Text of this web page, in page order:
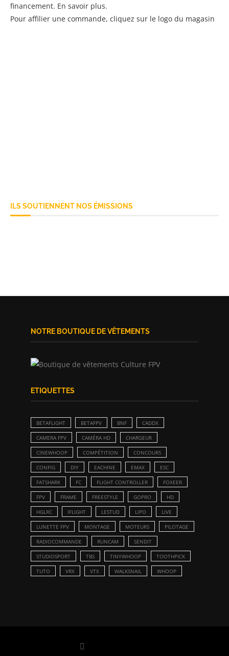
financement. En savoir plus.
Pour affilier une commande, cliquez sur le logo du magasin
ILS SOUTIENNENT NOS ÉMISSIONS
NOTRE BOUTIQUE DE VÊTEMENTS
ETIQUETTES
BETAFLIGHT BETAFPV BNF CADDX
CAMERA FPV CAMÉRA HD CHARGEUR
CINEWHOOP COMPÉTITION CONCOURS
CONFIG DIY EACHINE EMAX ESC
FATSHARK FC FLIGHT CONTROLLER FOXEER
FPV FRAME FREESTYLE GOPRO HD
HGLRC IFLIGHT LESTUD LIPO LIVE
LUNETTE FPV MONTAGE MOTEURS PILOTAGE
RADIOCOMMANDE RUNCAM SENDIT
STUDIOSPORT TBS TINYWHOOP TOOTHPICK
TUTO VRX VTX WALKSNAIL WHOOP